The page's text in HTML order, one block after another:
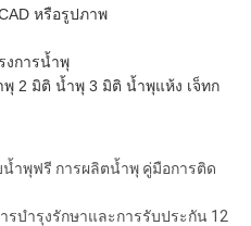
หรือรูปภาพ
งการน้ำพุ
2 มิติ น้ำพุ 3 มิติ น้ำพุแห้ง เจ็ทก
น้ำพุฟรี การผลิตน้ำพุ คู่มือการติด
รบำรุงรักษาและการรับประกัน 12